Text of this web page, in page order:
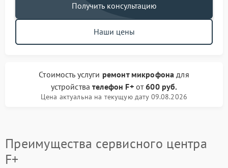
Получить консультацию
Наши цены
Стоимость услуги ремонт микрофона для
устройствателефон F+от600 руб.
Цена актуальна на текущую дату 09.08.2026
Преимущества сервисного центра
F+